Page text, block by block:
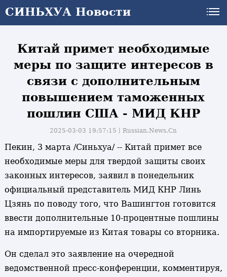
СИНЬХУА Новости
СИНЬХУА Новости
Китай примет необходимые
меры по защите интересов в
связи с дополнительным
повышением таможенных
пошлин США - МИД КНР
2025-03-03 19:57:15丨Russian.News.Cn
Пекин, 3 марта /Синьхуа/ -- Китай примет все
необходимые меры для твердой защиты своих
законных интересов, заявил в понедельник
официальный представитель МИД КНР Линь
Цзянь по поводу того, что Вашингтон готовится
ввести дополнительные 10-процентные пошлины
на импортируемые из Китая товары со вторника.
Он сделал это заявление на очередной
ведомственной пресс-конференции, комментируя,